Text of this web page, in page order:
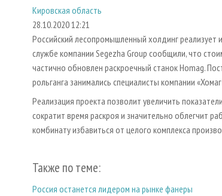
Кировская область
28.10.2020 12:21
Российский лесопромышленный холдинг
службе компании Segezha Group сообщили, что
частично обновлен раскроечный станок Homag.
рольганга занимались специалисты компании
Реализация проекта позволит увеличить
сократит время раскроя и значительно облегчит
комбинату избавиться от целого комплекса
Также по теме:
Россия останется лидером на рынке фанеры